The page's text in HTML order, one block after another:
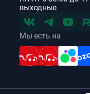
выходные
Мы есть на